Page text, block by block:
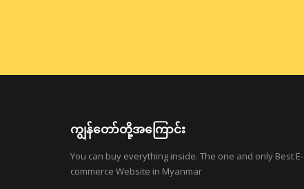
ကျွန်တော်တို့အကြောင်း
You can buy everything inside. The one and only Best E-
commerce Website in Myanmar